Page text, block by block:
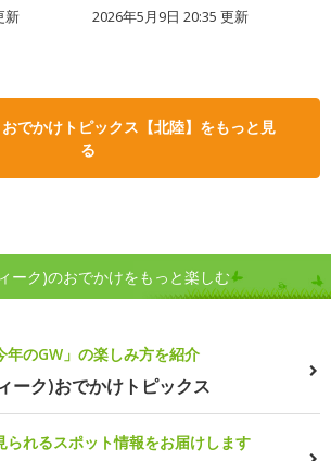
新 2026年5月9日 20:35 更新
でかけトピックス【北陸】をもっと見
る
ーク)のおでかけをもっと楽しむ
年のGW」の楽しみ方を紹介
ーク)おでかけトピックス
られるスポット情報をお届けします